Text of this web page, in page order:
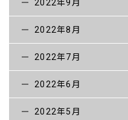
2022年9月
2022年8月
2022年7月
2022年6月
2022年5月